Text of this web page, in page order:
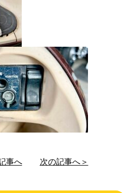
事へ 次の記事へ＞